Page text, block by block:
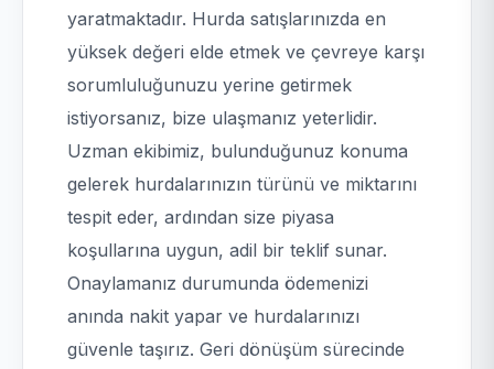
yaratmaktadır. Hurda satışlarınızda en
yüksek değeri elde etmek ve çevreye karşı
sorumluluğunuzu yerine getirmek
istiyorsanız, bize ulaşmanız yeterlidir.
Uzman ekibimiz, bulunduğunuz konuma
gelerek hurdalarınızın türünü ve miktarını
tespit eder, ardından size piyasa
koşullarına uygun, adil bir teklif sunar.
Onaylamanız durumunda ödemenizi
anında nakit yapar ve hurdalarınızı
güvenle taşırız. Geri dönüşüm sürecinde